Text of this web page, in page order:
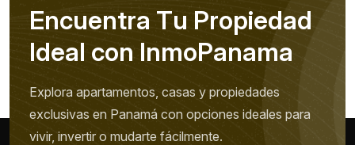
Encuentra Tu Propiedad
Ideal con InmoPanama
Explora apartamentos, casas y propiedades
exclusivas en Panamá con opciones ideales para
vivir, invertir o mudarte fácilmente.